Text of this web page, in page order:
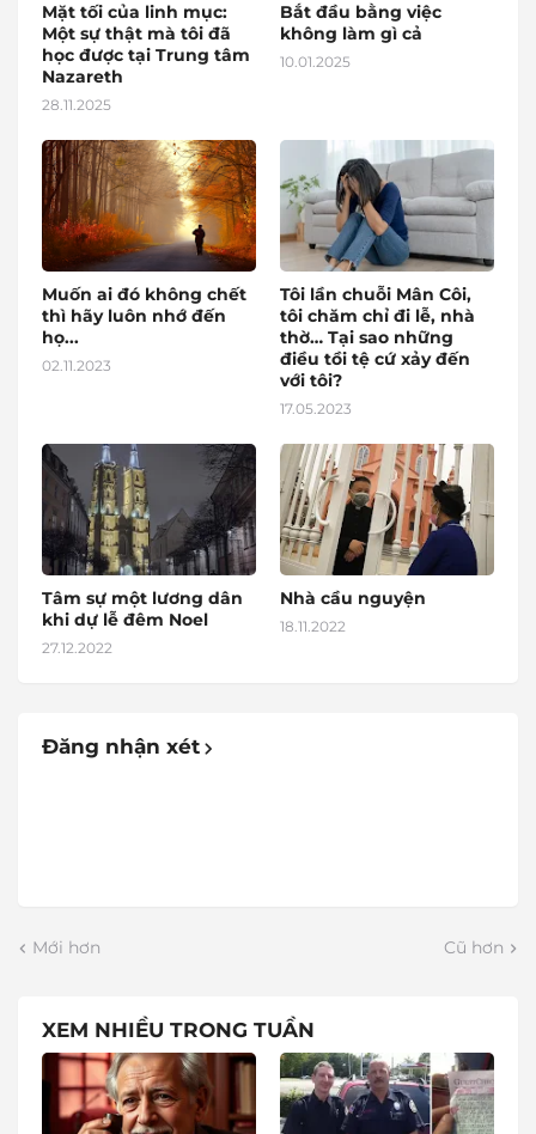
Mặt tối của linh mục:
Một sự thật mà tôi đã
học được tại Trung tâm
Nazareth
28.11.2025
Bắt đầu bằng việc
không làm gì cả
10.01.2025
Muốn ai đó không chết
thì hãy luôn nhớ đến
họ...
02.11.2023
Tôi lần chuỗi Mân Côi,
tôi chăm chỉ đi lễ, nhà
thờ… Tại sao những
điều tồi tệ cứ xảy đến
với tôi?
17.05.2023
Tâm sự một lương dân
khi dự lễ đêm Noel
27.12.2022
Nhà cầu nguyện
18.11.2022
Đăng nhận xét
Mới hơn Cũ hơn
XEM NHIỀU TRONG TUẦN